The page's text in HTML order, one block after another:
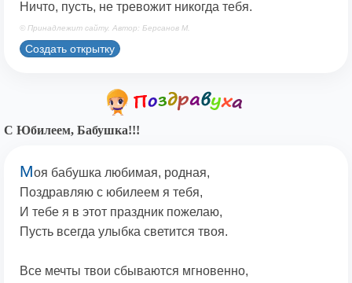
Ничто, пусть, не тревожит никогда тебя.
© Принадлежит сайту. Автор: Берсанов М.
Создать открытку
С Юбилеем, Бабушка!!!
Моя бабушка любимая, родная,
Поздравляю с юбилеем я тебя,
И тебе я в этот праздник пожелаю,
Пусть всегда улыбка светится твоя.
Все мечты твои сбываются мгновенно,